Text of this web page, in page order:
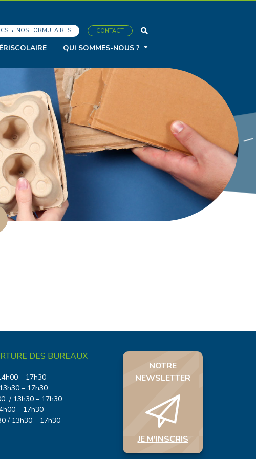
NOS FORMULAIRES CONTACT
QUI SOMMES-NOUS ?
DES BUREAUX
– 17h30
– 17h30
/ 13h30 – 17h30
– 17h30
/ 13h30 – 17h30
NOTRE
NEWSLETTER
JE M'INSCRIS